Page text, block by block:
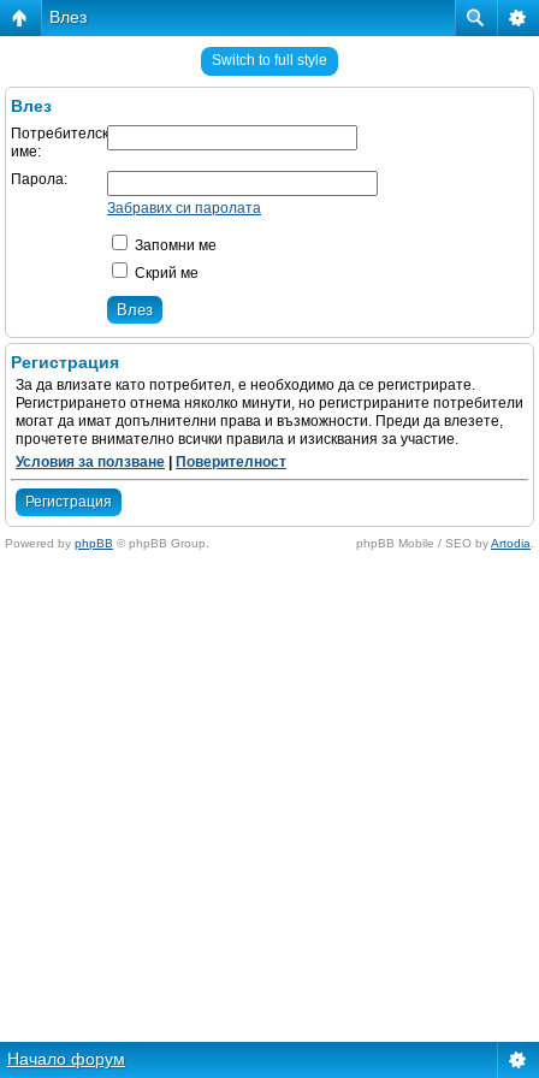
Влез
Switch to full style
Влез
Потребителско
име:
Парола:
Забравих си паролата
Запомни ме
Скрий ме
Регистрация
За да влизате като потребител, е необходимо да се регистрирате.
Регистрирането отнема няколко минути, но регистрираните потребители
могат да имат допълнителни права и възможности. Преди да влезете,
прочетете внимателно всички правила и изисквания за участие.
Условия за ползване
Поверителност
Регистрация
Powered by phpBB © phpBB Group. phpBB Mobile / SEO byArtodia
Начало форум